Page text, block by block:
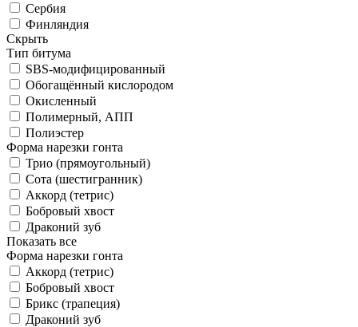
Сербия
Финляндия
Скрыть
Тип битума
SBS-модифицированный
Обогащённый кислородом
Окисленный
Полимерный, АПП
Полиэстер
Форма нарезки гонта
Трио (прямоугольный)
Сота (шестигранник)
Аккорд (тетрис)
Бобровый хвост
Драконий зуб
Показать все
Форма нарезки гонта
Аккорд (тетрис)
Бобровый хвост
Брикс (трапеция)
Драконий зуб